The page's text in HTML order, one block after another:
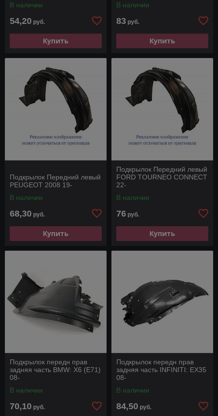
В наличии
54,20 руб.
Купить
В наличии
83 руб.
Купить
Подкрылок Передний левый
PEUGEOT 2008 19-
В наличии
68,30 руб.
Купить
Подкрылок Передний левый
FORD TOURNEO CONNECT
22-
В наличии
76 руб.
Купить
Подкрылок передн прав
задняя часть BMW: X6 (E71)
08-
В наличии
70,10 руб.
Подкрылок передн прав
задняя часть INFINITI: EX35
08-
В наличии
84,50 руб.